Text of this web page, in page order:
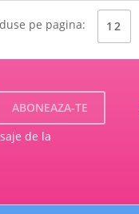
pe pagina: 12
de la